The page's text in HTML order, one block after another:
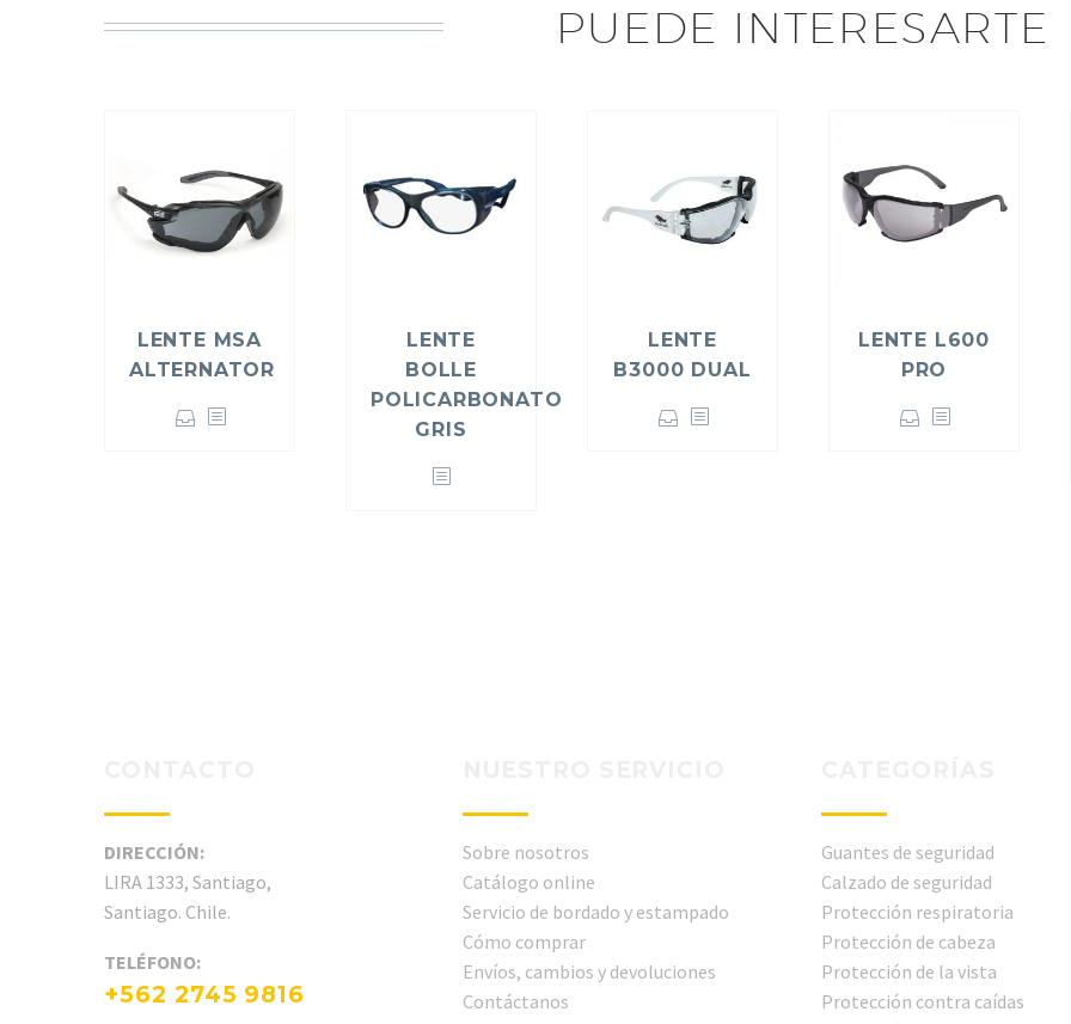
PUEDE INTERESARTE
LENTE MSA
ALTERNATOR
LENTE
BOLLE
POLICARBONATO
GRIS
LENTE
B3000 DUAL
LENTE L600
PRO
DIRECCIÓN:
LIRA 1333, Santiago,
Santiago. Chile.
TELÉFONO:
+562 2745 9816
Sobre nosotros
Catálogo online
Servicio de bordado y estampado
Cómo comprar
Envíos, cambios y devoluciones
Contáctanos
Guantes de seguridad
Calzado de seguridad
Protección respiratoria
Protección de cabeza
Protección de la vista
Protección contra caídas